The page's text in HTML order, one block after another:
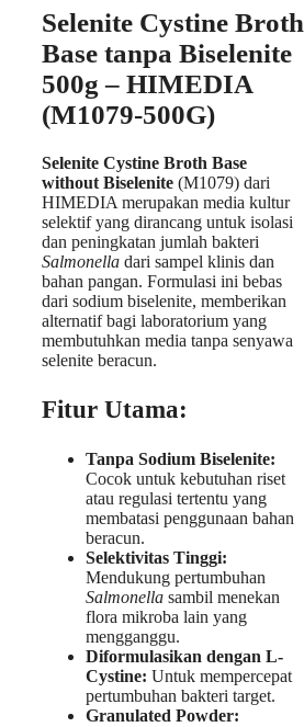
Selenite Cystine Broth
Base tanpa Biselenite
500g – HIMEDIA
(M1079-500G)
Selenite Cystine Broth Base
without Biselenite (M1079) dari
HIMEDIA merupakan media kultur
selektif yang dirancang untuk isolasi
dan peningkatan jumlah bakteri
Salmonella dari sampel klinis dan
bahan pangan. Formulasi ini bebas
dari sodium biselenite, memberikan
alternatif bagi laboratorium yang
membutuhkan media tanpa senyawa
selenite beracun.
Fitur Utama:
Tanpa Sodium Biselenite:
Cocok untuk kebutuhan riset
atau regulasi tertentu yang
membatasi penggunaan bahan
beracun.
Selektivitas Tinggi:
Mendukung pertumbuhan
Salmonella sambil menekan
flora mikroba lain yang
mengganggu.
Diformulasikan dengan L-
Cystine: Untuk mempercepat
pertumbuhan bakteri target.
Granulated Powder: